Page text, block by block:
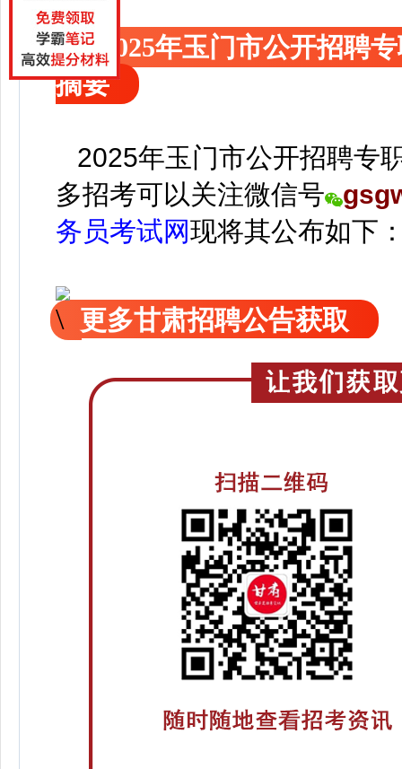
2025年玉门市公开招聘
摘要
2025年玉门市公开招聘专
多招考可以关注微信号
务员考试网现将其公布如下
更多甘肃招聘公告获取